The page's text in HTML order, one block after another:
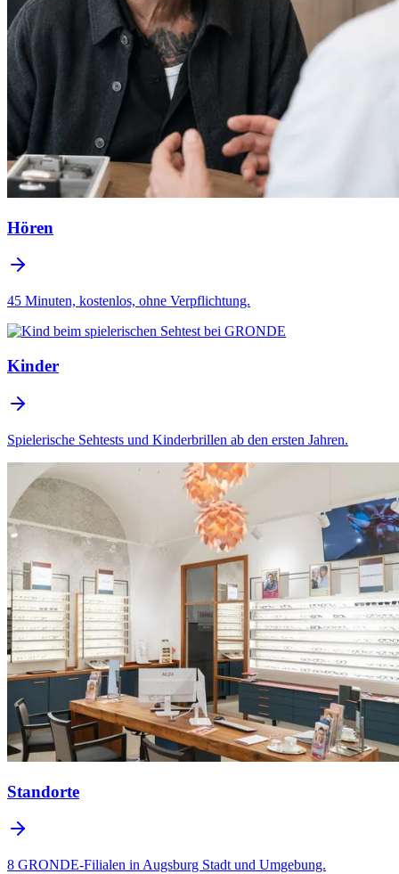
Hören
45 Minuten, kostenlos, ohne Verpflichtung.
Kinder
Spielerische Sehtests und Kinderbrillen ab den ersten Jahren.
Standorte
8 GRONDE-Filialen in Augsburg Stadt und Umgebung.